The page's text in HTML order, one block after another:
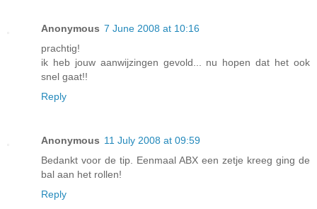
Anonymous 7 June 2008 at 10:16
prachtig!
ik heb jouw aanwijzingen gevold... nu hopen dat het ook
snel gaat!!
Reply
Anonymous 11 July 2008 at 09:59
Bedankt voor de tip. Eenmaal ABX een zetje kreeg ging de
bal aan het rollen!
Reply